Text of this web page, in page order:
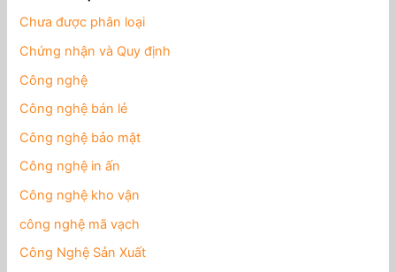
Chưa được phân loại
Chứng nhận và Quy định
Công nghệ
Công nghệ bán lẻ
Công nghệ bảo mật
Công nghệ in ấn
Công nghệ kho vận
công nghệ mã vạch
Công Nghệ Sản Xuất